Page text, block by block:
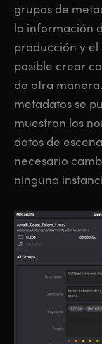
grupos de
la información
producción y el
posible crear
de otra
metadatos se
muestran los
datos de
necesario
ninguna